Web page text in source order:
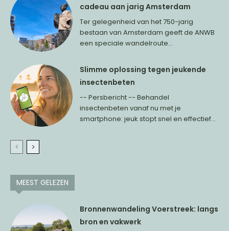
cadeau aan jarig Amsterdam
Ter gelegenheid van het 750-jarig
bestaan van Amsterdam geeft de ANWB
een speciale wandelroute...
Slimme oplossing tegen jeukende
insectenbeten
-- Persbericht -- Behandel
insectenbeten vanaf nu met je
smartphone: jeuk stopt snel en effectief...
MEEST GELEZEN
Bronnenwandeling Voerstreek: langs
bron en vakwerk